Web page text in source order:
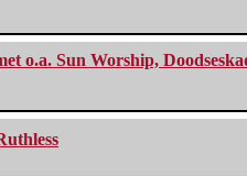
o.a. Sun Worship,